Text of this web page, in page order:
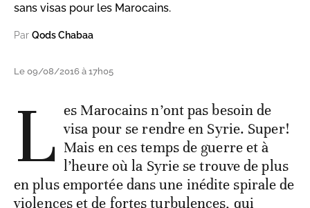
sans visas pour les Marocains.
Par Qods Chabaa
Le 09/08/2016 à 17h05
L es Marocains n’ont pas besoin de
visa pour se rendre en Syrie. Super!
Mais en ces temps de guerre et à
l’heure où la Syrie se trouve de plus
en plus emportée dans une inédite spirale de
violences et de fortes turbulences, qui